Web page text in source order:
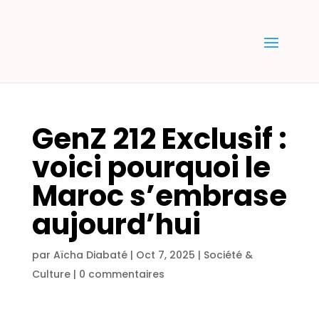
GenZ 212 Exclusif :
voici pourquoi le
Maroc s’embrase
aujourd’hui
par Aïcha Diabaté| Oct 7, 2025 | Société &
Culture| 0 commentaires